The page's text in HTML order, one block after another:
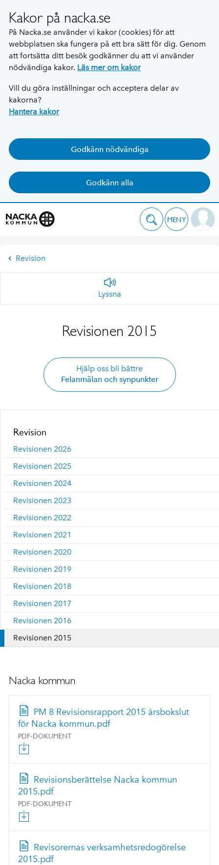
Kakor på nacka.se
På Nacka.se använder vi kakor (cookies) för att
webbplatsen ska fungera på ett bra sätt för dig. Genom
att fortsätta ditt besök godkänner du att vi använder
nödvändiga kakor. Läs mer om kakor
Vill du göra inställningar och acceptera delar av
kakorna?
Hantera kakor
Godkänn nödvändiga
Godkänn alla
MENY
Revision
Lyssna
Revisionen 2015
Hjälp oss bli bättre
Felanmälan och synpunkter
Revision
Revisionen 2026
Revisionen 2025
Revisionen 2024
Revisionen 2023
Revisionen 2022
Revisionen 2021
Revisionen 2020
Revisionen 2019
Revisionen 2018
Revisionen 2017
Revisionen 2016
Revisionen 2015
Nacka kommun
PM 8 Revisionsrapport 2015 årsbokslut
för Nacka kommun.pdf
PDF-DOKUMENT
Revisionsberättelse Nacka kommun
2015.pdf
PDF-DOKUMENT
Revisorernas verksamhetsredogörelse
2015.pdf